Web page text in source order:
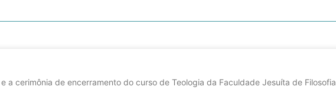
cerimônia de encerramento do curso de Teologia da Faculdade Jesuíta de Filosofia